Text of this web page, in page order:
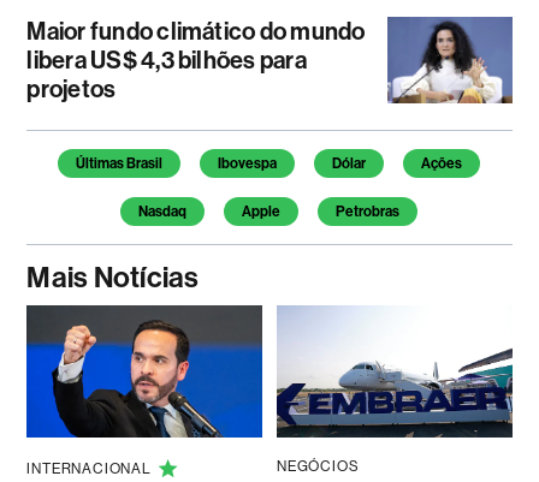
Maior fundo climático do mundo
libera US$ 4,3 bilhões para
projetos
Temas deste artigo
Últimas Brasil Ibovespa Dólar Ações
Nasdaq Apple Petrobras
Mais Notícias
INTERNACIONAL NEGÓCIOS